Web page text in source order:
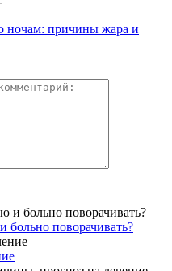
ночам: причины жара и
больно поворачивать?